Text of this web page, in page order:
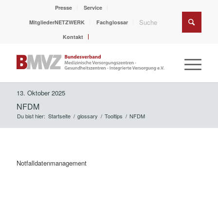
Presse
Service
MitgliederNETZWERK
Fachglossar
Kontakt
13. Oktober 2025
NFDM
Du bist hier: Startseite / glossary / Tooltips / NFDM
Notfalldatenmanagement